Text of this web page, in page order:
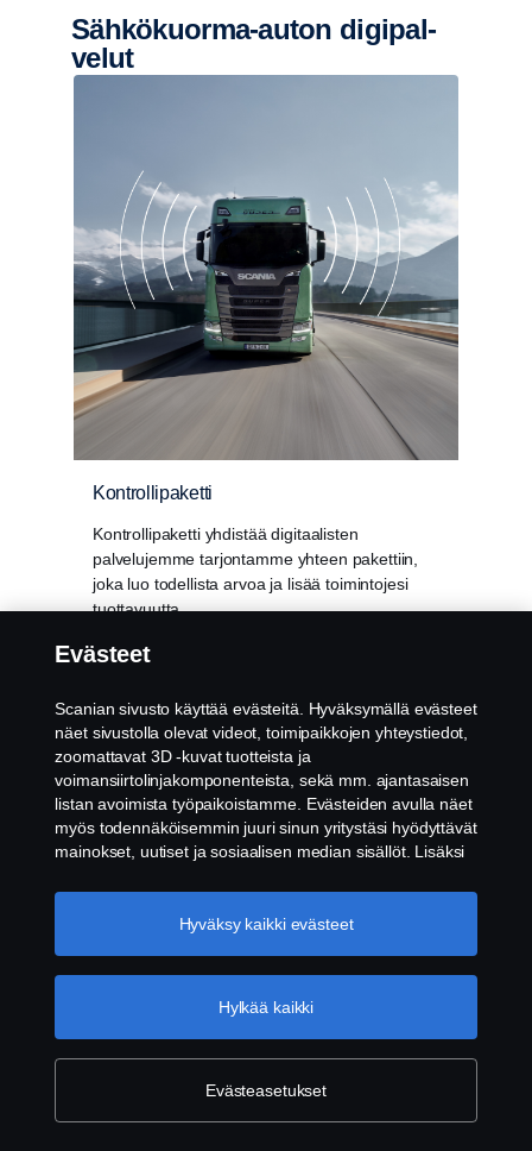
Sähkökuorma-​​auton digipal­
velut
Kontrollipaketti
Kontrollipaketti yhdistää digitaalisten
palvelujemme tarjontamme yhteen pakettiin,
joka luo todellista arvoa ja lisää toimintojesi
tuottavuutta.
Videoita sähkökuorma-​autoista
Tämä sisältö vaatii evästeitä toimiakseen.
Hyväksymällä evästeet näet sisällön
kokonaan.
Evästeiden asetukset
Evästeiden kuvaukset
Evästeet
Scanian sivusto käyttää evästeitä. Hyväksymällä evästeet
näet sivustolla olevat videot, toimipaikkojen yhteystiedot,
zoomattavat 3D -kuvat tuotteista ja
voimansiirtolinjakomponenteista, sekä mm. ajantasaisen
listan avoimista työpaikoistamme. Evästeiden avulla näet
myös todennäköisemmin juuri sinun yritystäsi hyödyttävät
mainokset, uutiset ja sosiaalisen median sisällöt. Lisäksi
parantamiseksi, kun hyväksyt evästeet. Klikkaamalla
"Hyväksyn evästeet" annat suostumuksesi kaikkien
evästeistä löydät täältä: Lisätietoja yksityisyydestäsi
Evästeasetukset
Hylkää kaikki
Hyväksy kaikki evästeet